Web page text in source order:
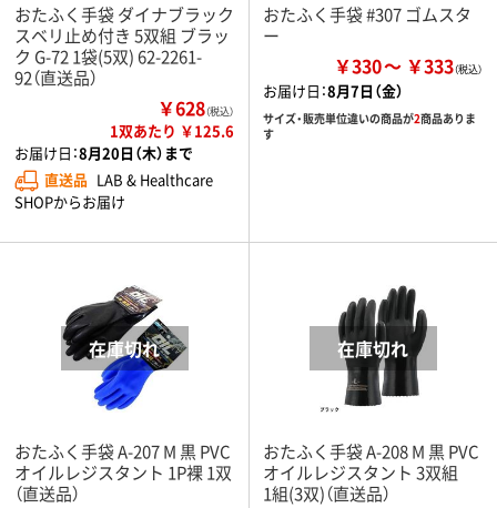
おたふく手袋 ダイナブラック
スベリ止め付き 5双組 ブラッ
ク G-72 1袋(5双) 62-2261-
92（直送品）
￥628（税込）
1双あたり ￥125.6
お届け日：8月20日（木）まで
直送品 LAB & Healthcare
SHOPからお届け
おたふく手袋 #307 ゴムスタ
ー
￥330 ￥333
お届け日：8月7日（金）
サイズ・販売単位違いの商品が2商品ありま
す
おたふく手袋 A-207 M 黒 PVC
オイルレジスタント 1P裸 1双
（直送品）
おたふく手袋 A-208 M 黒 PVC
オイルレジスタント 3双組
1組(3双)（直送品）